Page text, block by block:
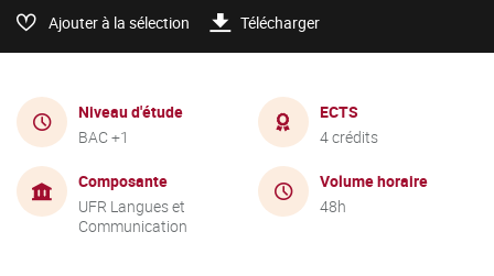
Ajouter à la sélection Télécharger
Niveau d'étude
BAC +1
ECTS
4 crédits
Composante
UFR Langues et
Communication
Volume horaire
48h